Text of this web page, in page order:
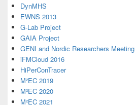
DynMHS
EWNS 2013
G-Lab Project
GAIA Project
GENI and Nordic Researchers Meeting
iFMCloud 2016
HiPerConTracer
M²EC 2019
M²EC 2020
M²EC 2021